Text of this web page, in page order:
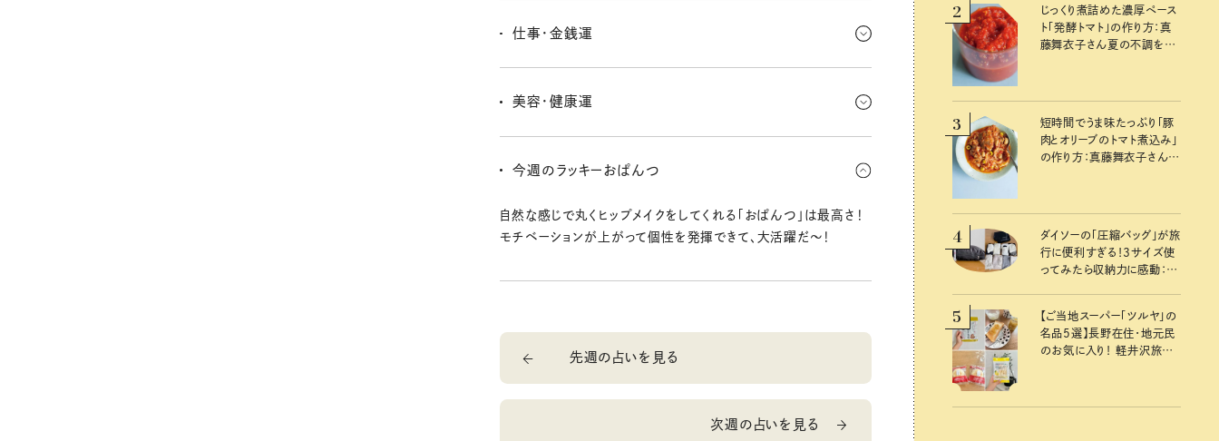
賑やかな雰囲気で気分が上がりそう。人間関係に不安があるなら
仕事・金銭運
のことをちゃーんと考えるとき。自分へのプレゼントは豪華にいっと
美容・健康運
て骨格矯正するのもイイ感じ。バランスが整って絶好調になりそ
今週のラッキーおぱんつ
自然な感じで丸くヒップメイクをしてくれる「おぱんつ」は最高さ！
モチベーションが上がって個性を発揮できて、大活躍だ〜！
先週の占いを見る
次週の占いを見る
2
じっくり煮詰めた濃厚ペース
ト「発酵トマト」の作り方：真
藤舞衣子さん夏の不調を整
3
短時間でうま味たっぷり「豚
肉とオリーブのトマト煮込み」
の作り方：真藤舞衣子さん
4
ダイソーの「圧縮バッグ」が旅
行に便利すぎる！3サイズ使
ってみたら収納力に感動：
5
【ご当地スーパー「ツルヤ」の
名品5選】長野在住・地元民
のお気に入り！ 軽井沢旅の